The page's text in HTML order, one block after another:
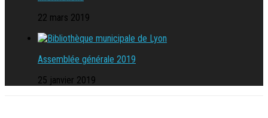
22 mars 2019
Assemblée générale 2019
25 janvier 2019